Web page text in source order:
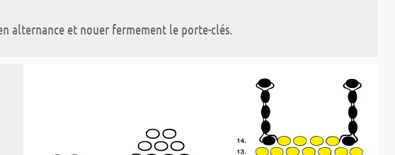
alternance et nouer fermement le porte-clés.